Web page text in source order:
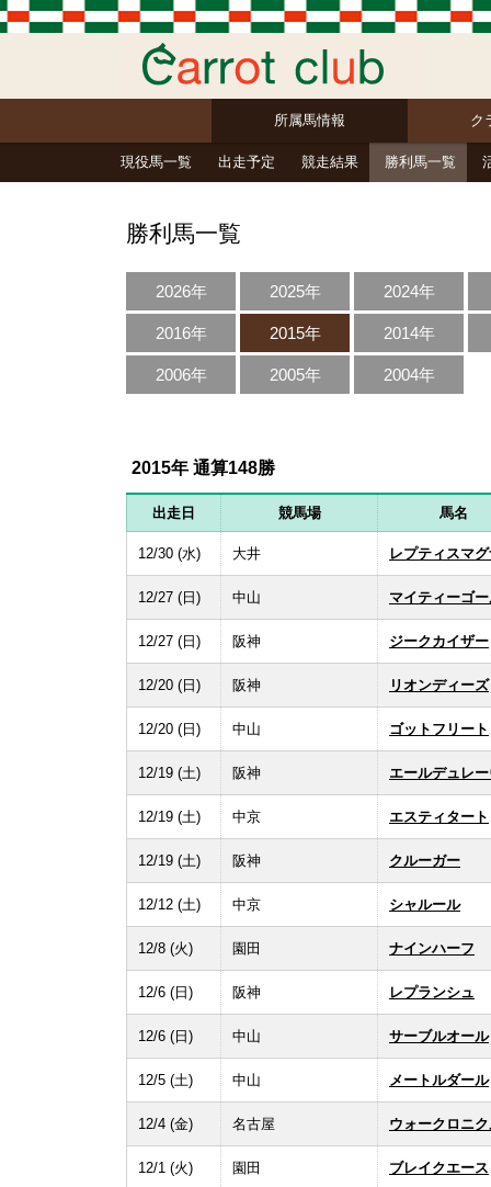
所属馬情報 ク
現役馬一覧 出走予定 競走結果 勝利馬一覧
勝利馬一覧
2026年 2025年 2024年
2016年 2015年 2014年
2006年 2005年 2004年
2015年 通算148勝
出走日 競馬場 馬名
12/30 (水) 大井 レプティスマ
12/27 (日) 中山 マイティーゴ
12/27 (日) 阪神 ジークカイザー
12/20 (日) 阪神 リオンディーズ
12/20 (日) 中山 ゴットフリート
12/19 (土) 阪神 エールデュレ
12/19 (土) 中京 エスティタート
12/19 (土) 阪神 クルーガー
12/12 (土) 中京 シャルール
12/8 (火) 園田 ナインハーフ
12/6 (日) 阪神 レプランシュ
12/6 (日) 中山 サーブルオール
12/5 (土) 中山 メートルダール
12/4 (金) 名古屋 ウォークロニ
12/1 (火) 園田 ブレイクエース